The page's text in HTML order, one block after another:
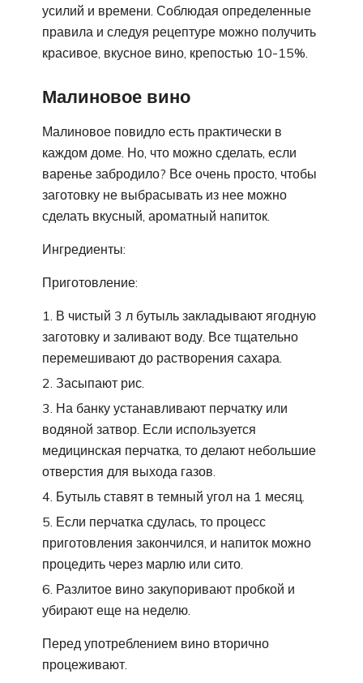
усилий и времени. Соблюдая определенные
правила и следуя рецептуре можно получить
красивое, вкусное вино, крепостью 10-15%.
Малиновое вино
Малиновое повидло есть практически в
каждом доме. Но, что можно сделать, если
варенье забродило? Все очень просто, чтобы
заготовку не выбрасывать из нее можно
сделать вкусный, ароматный напиток.
Ингредиенты:
Приготовление:
В чистый 3 л бутыль закладывают ягодную
заготовку и заливают воду. Все тщательно
перемешивают до растворения сахара.
Засыпают рис.
На банку устанавливают перчатку или
водяной затвор. Если используется
медицинская перчатка, то делают небольшие
отверстия для выхода газов.
Бутыль ставят в темный угол на 1 месяц.
Если перчатка сдулась, то процесс
приготовления закончился, и напиток можно
процедить через марлю или сито.
Разлитое вино закупоривают пробкой и
убирают еще на неделю.
Перед употреблением вино вторично
процеживают.